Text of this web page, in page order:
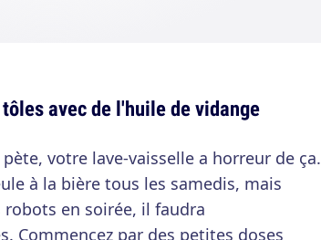
avec de l'huile de vidange
votre lave-vaisselle a horreur de ça.
à la bière tous les samedis, mais
robots en soirée, il faudra
Commencez par des petites doses